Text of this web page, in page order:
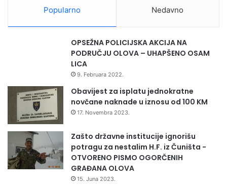
Popularno Nedavno
OPSEŽNA POLICIJSKA AKCIJA NA
PODRUČJU OLOVA – UHAPŠENO OSAM
LICA
9. Februara 2022.
Obavijest za isplatu jednokratne
novčane naknade u iznosu od 100 KM
17. Novembra 2023.
Zašto državne institucije ignorišu
potragu za nestalim H.F. iz Čuništa -
OTVORENO PISMO OGORČENIH
GRAĐANA OLOVA
15. Juna 2023.